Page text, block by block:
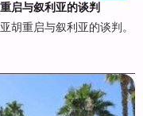
启与叙利亚的谈判
胡重启与叙利亚的谈判。